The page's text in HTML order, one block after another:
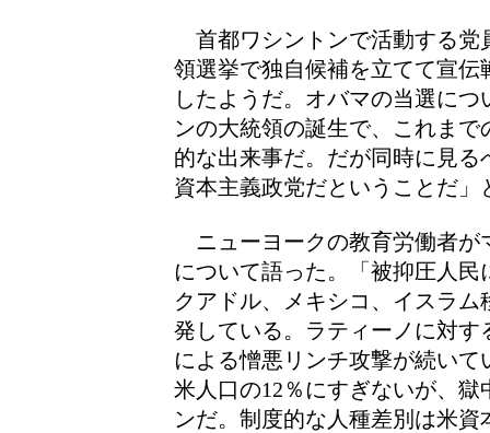
首都ワシントンで活動する党
領選挙で独自候補を立てて宣
したようだ。オバマの当選に
ンの大統領の誕生で、これま
的な出来事だ。だが同時に見
資本主義政党だということだ」
ニューヨークの教育労働者が
について語った。「被抑圧人
クアドル、メキシコ、イスラ
発している。ラティーノに対
による憎悪リンチ攻撃が続い
米人口の12％にすぎないが、
ンだ。制度的な人種差別は米